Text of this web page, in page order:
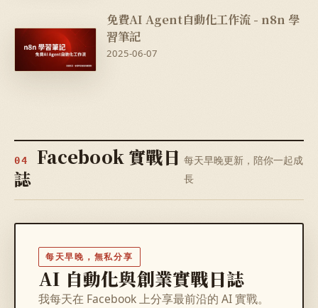
免費AI Agent自動化工作流 - n8n 學
習筆記
2025-06-07
04
Facebook 實戰日
誌
每天早晚更新，陪你一起成
長
每天早晚，無私分享
AI 自動化與創業實戰日誌
我每天在 Facebook 上分享最前沿的 AI 實戰。